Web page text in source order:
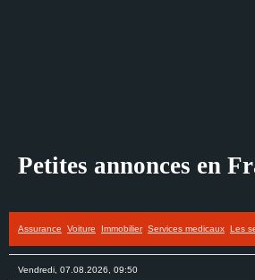
Petites annonces en
Assurance Voiture Immobilier Services medicaux Les
Vendredi, 07.08.2026, 09:50